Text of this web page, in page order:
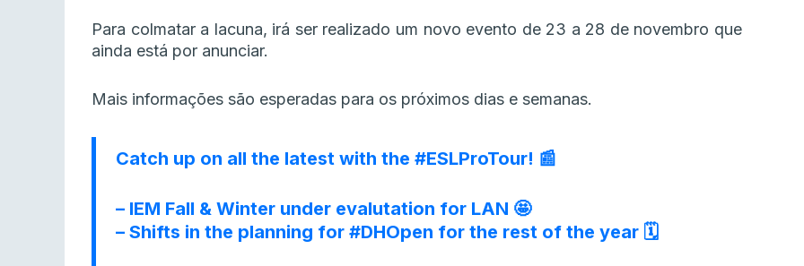
Para colmatar a lacuna, irá ser realizado um novo evento de 23 a 28 de novembro que
ainda está por anunciar.
Mais informações são esperadas para os próximos dias e semanas.
Catch up on all the latest with the #ESLProTour! 📰
– IEM Fall & Winter under evalutation for LAN 🤩
– Shifts in the planning for #DHOpen for the rest of the year 🗓️